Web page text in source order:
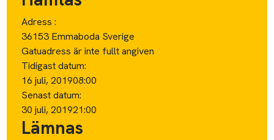
Adress :
36153 Emmaboda Sverige
Gatuadress är inte fullt angiven
Tidigast datum:
16 juli, 201908:00
Senast datum:
30 juli, 201921:00
Lämnas